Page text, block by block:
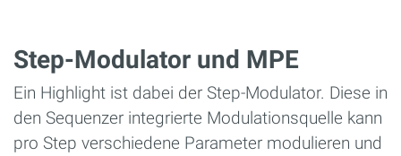
Step-Modulator und MPE
Ein Highlight ist dabei der Step-Modulator. Diese in
den Sequenzer integrierte Modulationsquelle kann
pro Step verschiedene Parameter modulieren und